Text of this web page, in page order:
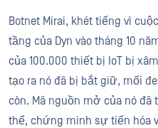
Botnet Mirai, khét tiếng vì
tầng của Dyn vào tháng 10
của 100.000 thiết bị IoT bị
tạo ra nó đã bị bắt giữ, mối
còn. Mã nguồn mở của nó
thể, chứng minh sự tiến hóa